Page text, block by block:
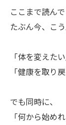
ここまで読ん
たぶん今、こ
「体を変えたい
「健康を取り
でも同時に、
「何から始め